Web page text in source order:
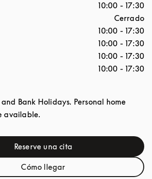
10:00 - 17:30
Cerrado
10:00 - 17:30
10:00 - 17:30
10:00 - 17:30
10:00 - 17:30
Bank Holidays. Personal home
available.
Reserve una citaLink Opens in New Tab
Cómo llegarLink Opens in New Tab